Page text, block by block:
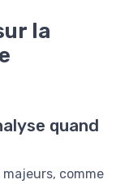
la
quand
comme